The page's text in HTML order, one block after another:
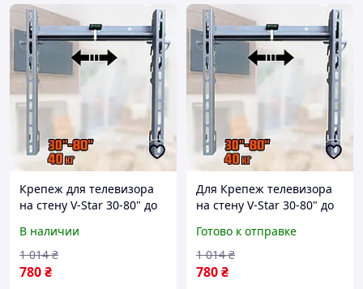
Крепеж для телевизора
на стену V-Star 30-80" до
для телевизора плазмы
настенный
В наличии
780₴
1 014 ₴
Для Крепеж телевизора
на стену V-Star 30-80" до
для телевизора плазмы
настенный [80
Готово к отправке
780₴
1 014 ₴